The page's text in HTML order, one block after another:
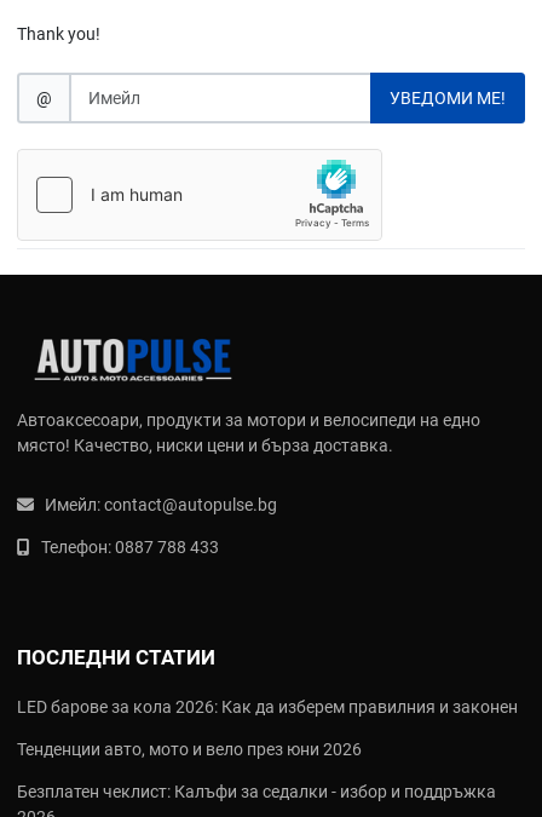
Thank you!
@ УВЕДОМИ МЕ!
Автоаксесоари, продукти за мотори и велосипеди на едно
място! Качество, ниски цени и бърза доставка.
Имейл:contact@autopulse.bg
Телефон:0887 788 433
ПОСЛЕДНИ СТАТИИ
LED барове за кола 2026: Как да изберем правилния и законен
Тенденции авто, мото и вело през юни 2026
Безплатен чеклист: Калъфи за седалки - избор и поддръжка